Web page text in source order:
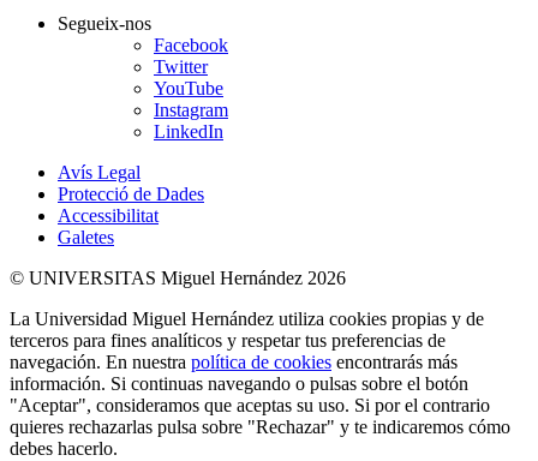
Segueix-nos
Facebook
Twitter
YouTube
Instagram
LinkedIn
Avís Legal
Protecció de Dades
Accessibilitat
Galetes
© UNIVERSITAS Miguel Hernández 2026
La Universidad Miguel Hernández utiliza cookies propias y de
terceros para fines analíticos y respetar tus preferencias de
navegación. En nuestra política de cookies encontrarás más
información. Si continuas navegando o pulsas sobre el botón
"Aceptar", consideramos que aceptas su uso. Si por el contrario
quieres rechazarlas pulsa sobre "Rechazar" y te indicaremos cómo
debes hacerlo.